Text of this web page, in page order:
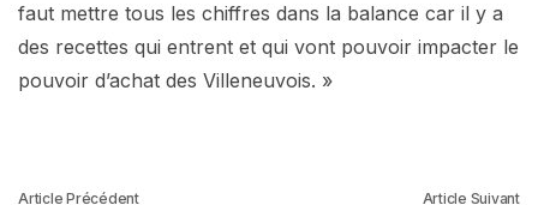
faut mettre tous les chiffres dans la balance car il y a
des recettes qui entrent et qui vont pouvoir impacter le
pouvoir d’achat des Villeneuvois. »
Article Précédent Article Suivant